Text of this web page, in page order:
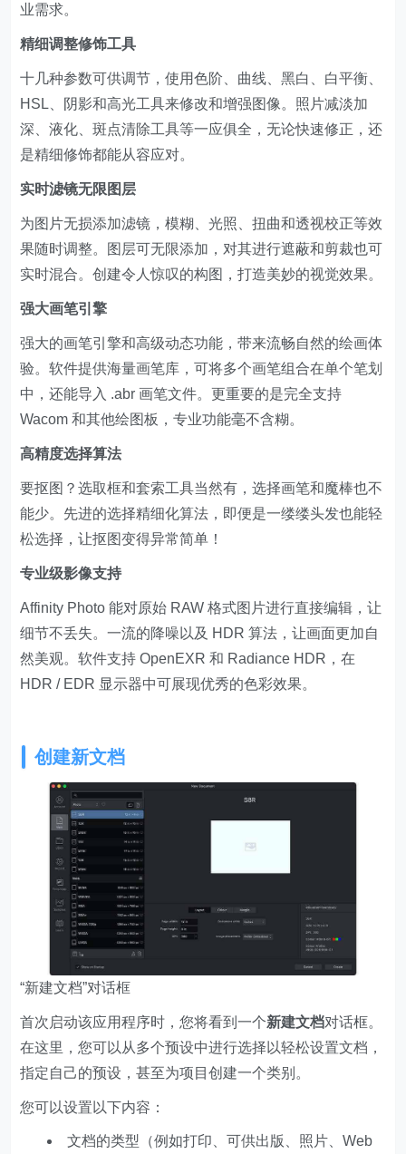
业需求。
精细调整修饰工具
十几种参数可供调节，使用色阶、曲线、黑白、白平衡、
HSL、阴影和高光工具来修改和增强图像。照片减淡加
深、液化、斑点清除工具等一应俱全，无论快速修正，还
是精细修饰都能从容应对。
实时滤镜无限图层
为图片无损添加滤镜，模糊、光照、扭曲和透视校正等效
果随时调整。图层可无限添加，对其进行遮蔽和剪裁也可
实时混合。创建令人惊叹的构图，打造美妙的视觉效果。
强大画笔引擎
强大的画笔引擎和高级动态功能，带来流畅自然的绘画体
验。软件提供海量画笔库，可将多个画笔组合在单个笔划
中，还能导入 .abr 画笔文件。更重要的是完全支持
Wacom 和其他绘图板，专业功能毫不含糊。
高精度选择算法
要抠图？选取框和套索工具当然有，选择画笔和魔棒也不
能少。先进的选择精细化算法，即便是一缕缕头发也能轻
松选择，让抠图变得异常简单！
专业级影像支持
Affinity Photo 能对原始 RAW 格式图片进行直接编辑，让
细节不丢失。一流的降噪以及 HDR 算法，让画面更加自
然美观。软件支持 OpenEXR 和 Radiance HDR，在
HDR / EDR 显示器中可展现优秀的色彩效果。
创建新文档
“新建文档”对话框
首次启动该应用程序时，您将看到一个新建文档对话框。
在这里，您可以从多个预设中进行选择以轻松设置文档，
指定自己的预设，甚至为项目创建一个类别。
您可以设置以下内容：
文档的类型（例如打印、可供出版、照片、Web